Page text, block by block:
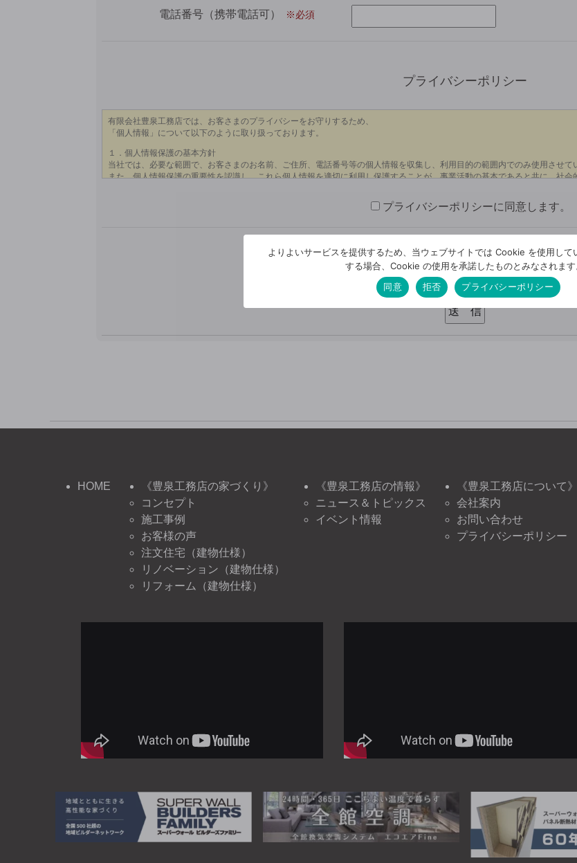
電話番号（携帯電話可）
プライバシーポリシー
プライバシーポリシーに同意します。
※確認画面はございません。今一度、入力内容をご確
確認しました
HOME
《豊泉工務店の家づくり》
コンセプト
施工事例
お客様の声
注文住宅（建物仕様）
リノベーション（建物仕様）
リフォーム（建物仕様）
《豊泉工務店の情報》
ニュース＆トピックス
イベント情報
《豊泉工務店について》
会社案内
お問い合わせ
プライバシーポリシー
よりよいサービスを提供するため、当ウェブサイトでは Cookie を使用して
する場合、Cookie の使用を承諾したものとみなされます
同意
拒否 プライバシーポリシー